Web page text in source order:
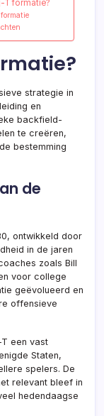
T formatie?
strategie in
en
backfield-
te creëren,
bestemming
de
ontwikkeld door
in de jaren
zoals Bill
voor college
geëvolueerd en
offensieve
een vast
Staten,
spelers. De
relevant bleef in
hedendaagse